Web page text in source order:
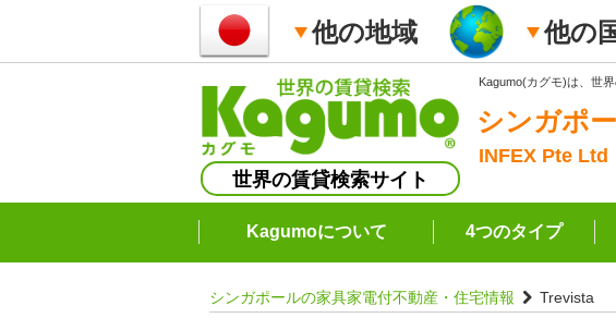
他の地域 他の
世界の賃貸検索サイト
Kagumo(カグモ)は、世
シンガポ
INFEX Pte Ltd
Kagumoについて 4つのタイプ
シンガポールの家具家電付不動産・住宅情報 Trevista